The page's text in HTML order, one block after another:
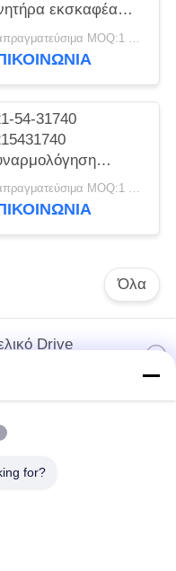
εκσκαφέα
για 6WG1
LC 870G LC
Διαπραγματεύσιμα MOQ:1 τεμ
54-31740
Διαπραγματεύσιμα MOQ:1 τεμ
Όλα
Drive
μηχανών
for?